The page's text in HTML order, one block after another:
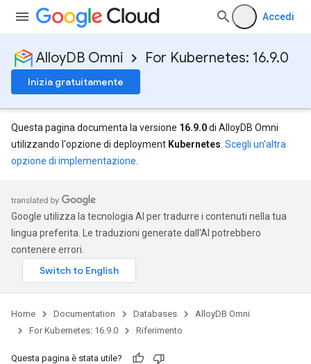
Accedi
AlloyDB Omni For Kubernetes: 16.9.0
Inizia gratuitamente
Questa pagina documenta la versione 16.9.0di AlloyDB Omni
utilizzando l'opzione di deployment Kubernetes Scegli un'altra
opzione di implementazione
Google utilizza la tecnologia AI per tradurre i contenuti nella tua
lingua preferita. Le traduzioni generate dall'AI potrebbero
contenere errori.
Home Documentation Databases
AlloyDB Omni
For Kubernetes: 16.9.0
Riferimento
Questa pagina è stata utile?